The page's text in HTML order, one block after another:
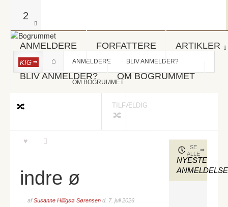
2
ANMELDERE FORFATTERE ARTIKLER
BLIV ANMELDER? OM BOGRUMMET
KIG ANMELDERE BLIV ANMELDER?
OM BOGRUMMET
TILFÆLDIG
indre ø
afSusanne Hilligsø Sørensen d. 7. juli 2026
NYESTE
SE
ALLE